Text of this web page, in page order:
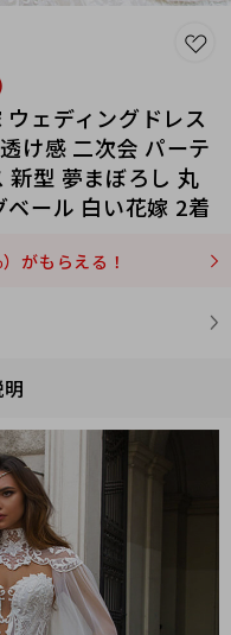
ェディングドレス
け感 二次会 パーテ
新型 夢まぼろし 丸
ール 白い花嫁 2着
がもらえる！